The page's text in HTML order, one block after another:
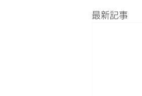
最新記事